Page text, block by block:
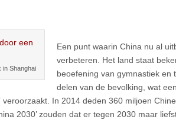
in Shanghai
Een punt waarin China nu al
verbeteren. Het land staat
beoefening van gymnastiek en
delen van de bevolking, wat een
veroorzaakt. In 2014 deden 360 miljoen
2030’ zouden dat er tegen 2030 maar